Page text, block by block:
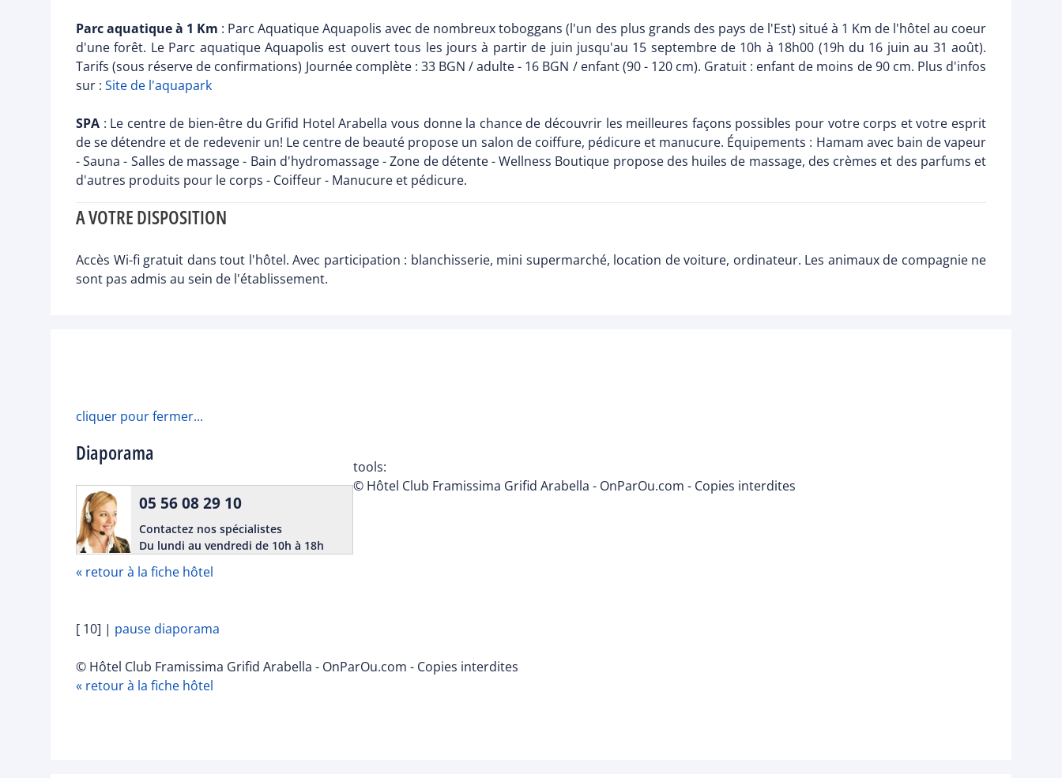
Parc aquatique à 1 Km : Parc Aquatique Aquapolis avec de nombreux toboggans (l'un des plus grands des pays de l'Est) situé à 1 Km de l'hôtel au coeur
d'une forêt. Le Parc aquatique Aquapolis est ouvert tous les jours à partir de juin jusqu'au 15 septembre de 10h à 18h00 (19h du 16 juin au 31 août).
Tarifs (sous réserve de confirmations) Journée complète : 33 BGN / adulte - 16 BGN / enfant (90 - 120 cm). Gratuit : enfant de moins de 90 cm. Plus d'infos
sur : Site de l'aquapark
SPA : Le centre de bien-être du Grifid Hotel Arabella vous donne la chance de découvrir les meilleures façons possibles pour votre corps et votre esprit
de se détendre et de redevenir un! Le centre de beauté propose un salon de coiffure, pédicure et manucure. Équipements : Hamam avec bain de vapeur
- Sauna - Salles de massage - Bain d'hydromassage - Zone de détente - Wellness Boutique propose des huiles de massage, des crèmes et des parfums et
d'autres produits pour le corps - Coiffeur - Manucure et pédicure.
A VOTRE DISPOSITION
Accès Wi-fi gratuit dans tout l'hôtel. Avec participation : blanchisserie, mini supermarché, location de voiture, ordinateur. Les animaux de compagnie ne
sont pas admis au sein de l'établissement.
cliquer pour fermer...
Diaporama
05 56 08 29 10
Contactez nos spécialistes
Du lundi au vendredi de 10h à 18h
tools:
© Hôtel Club Framissima Grifid Arabella - OnParOu.com - Copies interdites
« retour à la fiche hôtel
[ 10] | pause diaporama
© Hôtel Club Framissima Grifid Arabella - OnParOu.com - Copies interdites
« retour à la fiche hôtel